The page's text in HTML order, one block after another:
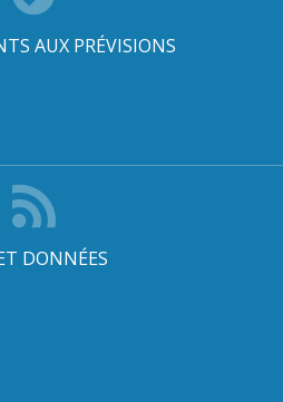
AUX PRÉVISIONS
DONNÉES